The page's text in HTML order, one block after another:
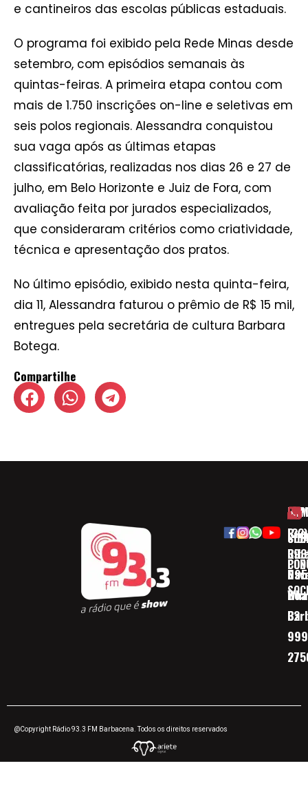
e cantineiros das escolas públicas estaduais.
O programa foi exibido pela Rede Minas desde
setembro, com episódios semanais às
quintas-feiras. A primeira etapa contou com
mais de 1.750 inscrições on-line e seletivas em
seis polos regionais. Alessandra conquistou
sua vaga após as últimas etapas
classificatórias, realizadas nos dias 26 e 27 de
julho, em Belo Horizonte e Juiz de Fora, com
avaliação feita por jurados especializados,
que consideraram critérios como criatividade,
técnica e apresentação dos pratos.
No último episódio, exibido nesta quinta-feira,
dia 11, Alessandra faturou o prêmio de R$ 15 mil,
entregues pela secretária de cultura Barbara
Botega.
Compartilhe
(32)
32
@Copyright Rádio 93.3 FM Barbacena. Todos os direitos reservados